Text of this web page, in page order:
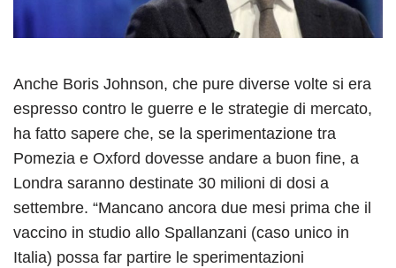
Anche Boris Johnson, che pure diverse volte si era
espresso contro le guerre e le strategie di mercato,
ha fatto sapere che, se la sperimentazione tra
Pomezia e Oxford dovesse andare a buon fine, a
Londra saranno destinate 30 milioni di dosi a
settembre. “Mancano ancora due mesi prima che il
vaccino in studio allo Spallanzani (caso unico in
Italia) possa far partire le sperimentazioni